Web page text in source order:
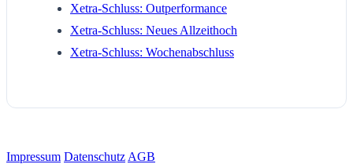
Xetra-Schluss: Outperformance
Xetra-Schluss: Neues Allzeithoch
Xetra-Schluss: Wochenabschluss
Impressum Datenschutz AGB